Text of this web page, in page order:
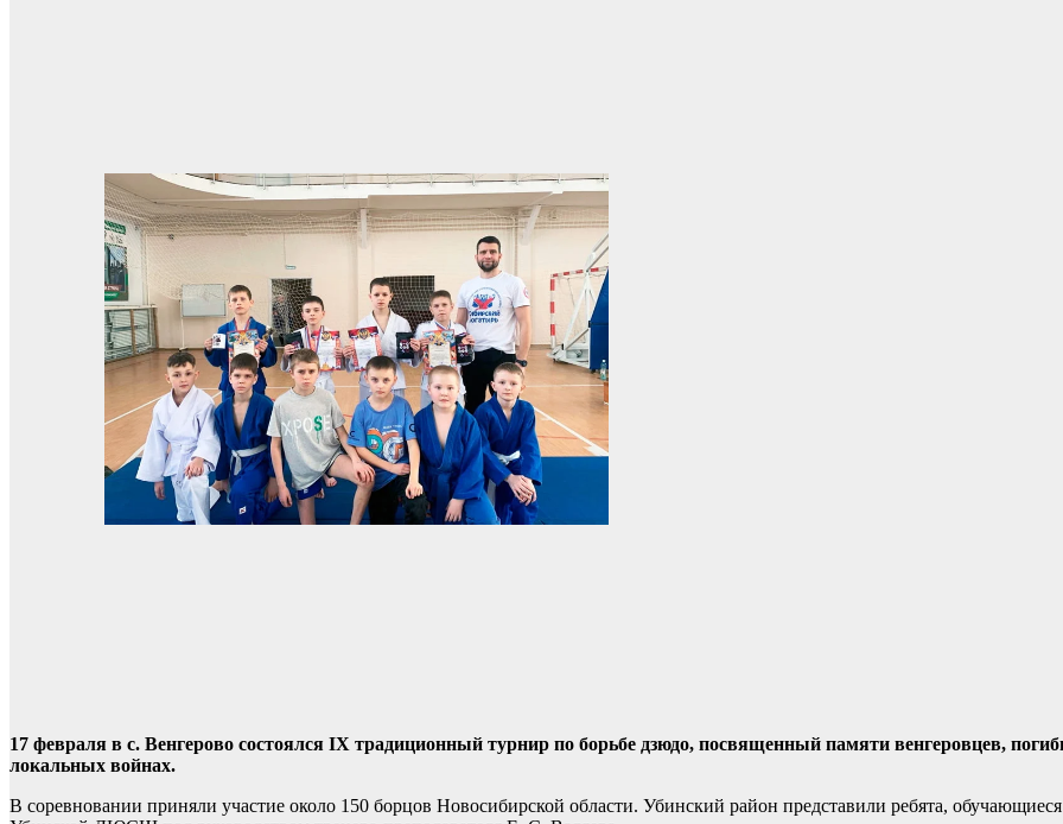
17 февраля в с. Венгерово состоялся IX традиционный турнир по борьбе дзюдо, посвященный памяти венгеровцев,
локальных войнах.
В соревновании приняли участие около 150 борцов Новосибирской области. Убинский район представили ребята,